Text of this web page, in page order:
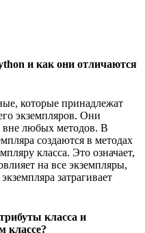
и как они отличаются
которые принадлежат
экземпляров. Они
вне любых методов. В
создаются в методах
класса. Это означает,
на все экземпляры,
затрагивает
класса и
классе?